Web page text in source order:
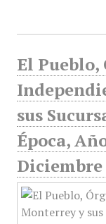
El Pueblo,
sus
Época,
Diciembre